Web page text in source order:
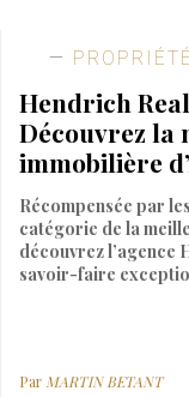
PROPRIÉTÉ
Hendrich
Découvrez la
immobilière
Récompensée par
catégorie de la
découvrez l’agence
savoir-faire
Par MARTIN BETANT